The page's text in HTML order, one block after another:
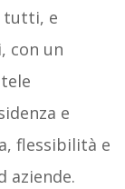
tutti, e
con un
e
flessibilità e
aziende.